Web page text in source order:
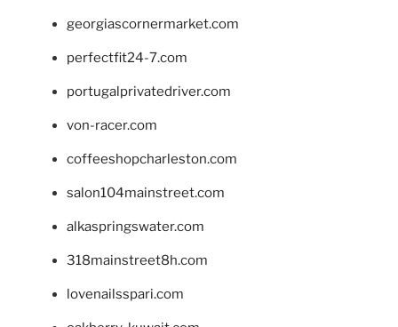
georgiascornermarket.com
perfectfit24-7.com
portugalprivatedriver.com
von-racer.com
coffeeshopcharleston.com
salon104mainstreet.com
alkaspringswater.com
318mainstreet8h.com
lovenailsspari.com